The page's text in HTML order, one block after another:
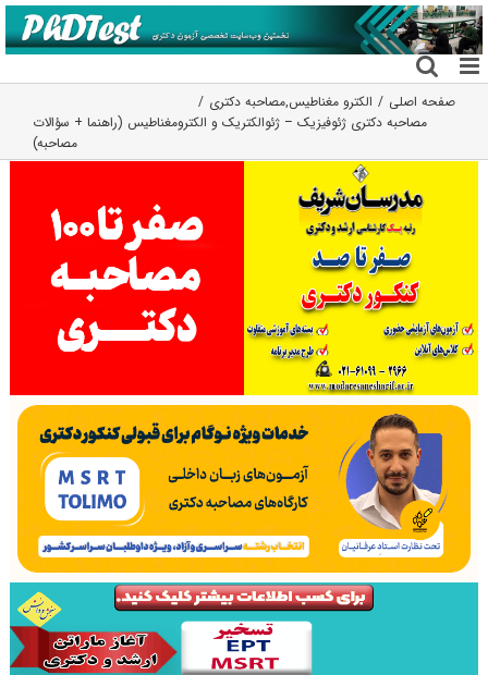
رفتن
به
محتوا
صفحه اصلی الکترو مغناطیس,مصاحبه دکتری
مصاحبه دکتری ژئوفیزیک – ژئوالکتریک و الکترومغناطیس (راهنما + سؤالات
مصاحبه)